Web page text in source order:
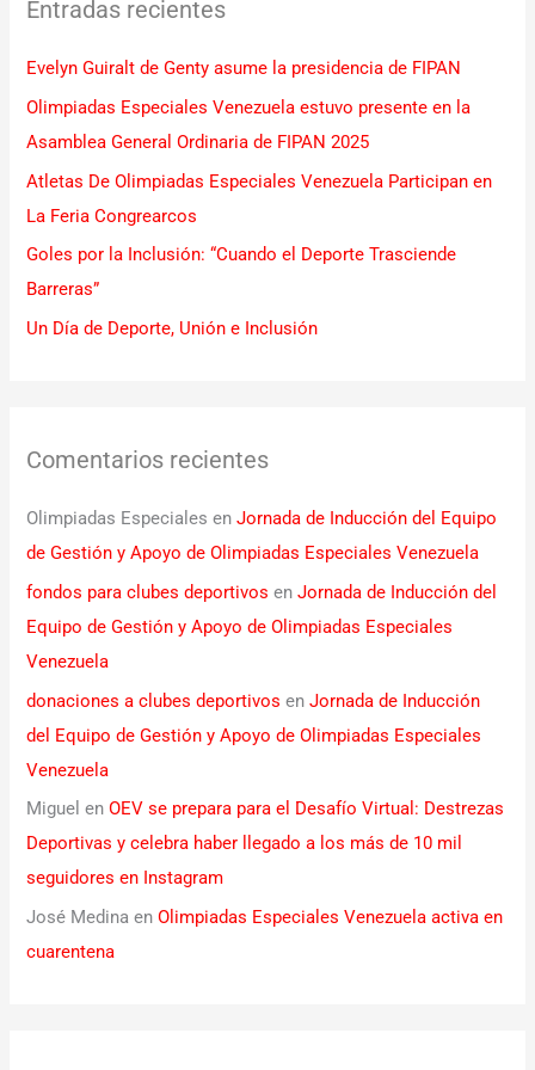
a
p
o
r
:
Entradas recientes
Evelyn Guiralt de Genty asume la presidencia de FIPAN
Olimpiadas Especiales Venezuela estuvo presente en la
Asamblea General Ordinaria de FIPAN 2025
Atletas De Olimpiadas Especiales Venezuela Participan en
La Feria Congrearcos
Goles por la Inclusión: “Cuando el Deporte Trasciende
Barreras”
Un Día de Deporte, Unión e Inclusión
Comentarios recientes
Olimpiadas Especiales enJornada de Inducción del Equipo
de Gestión y Apoyo de Olimpiadas Especiales Venezuela
fondos para clubes deportivos enJornada de Inducción del
Equipo de Gestión y Apoyo de Olimpiadas Especiales
Venezuela
donaciones a clubes deportivos enJornada de Inducción
del Equipo de Gestión y Apoyo de Olimpiadas Especiales
Venezuela
Miguel enOEV se prepara para el Desafío Virtual: Destrezas
Deportivas y celebra haber llegado a los más de 10 mil
seguidores en Instagram
José Medina enOlimpiadas Especiales Venezuela activa en
cuarentena